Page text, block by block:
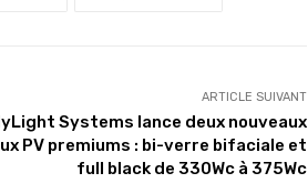
ARTICLE SUIVANT
Systems lance deux nouveaux
PV premiums : bi-verre bifaciale et
full black de 330Wc à 375Wc